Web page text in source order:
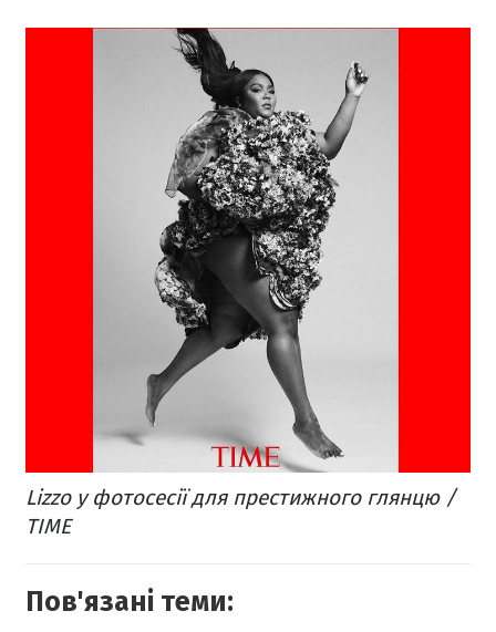
Lizzo у фотосесії для престижного глянцю /
TIME
Пов'язані теми: